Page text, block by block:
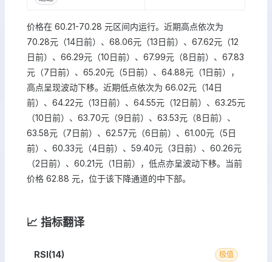
价格在 60.21-70.28 元区间内运行。近期高点依次为
70.28元（14日前）、68.06元（13日前）、67.62元（12
日前）、66.29元（10日前）、67.99元（8日前）、67.83
元（7日前）、65.20元（5日前）、64.88元（1日前），
高点呈现波动下移。近期低点依次为 66.02元（14日
前）、64.22元（13日前）、64.55元（12日前）、63.25元
（10日前）、63.70元（9日前）、63.53元（8日前）、
63.58元（7日前）、62.57元（6日前）、61.00元（5日
前）、60.33元（4日前）、59.40元（3日前）、60.26元
（2日前）、60.21元（1日前），低点亦呈波动下移。当前
价格 62.88 元，位于该下降通道的中下部。
📈 指标翻译
RSI(14) 极值